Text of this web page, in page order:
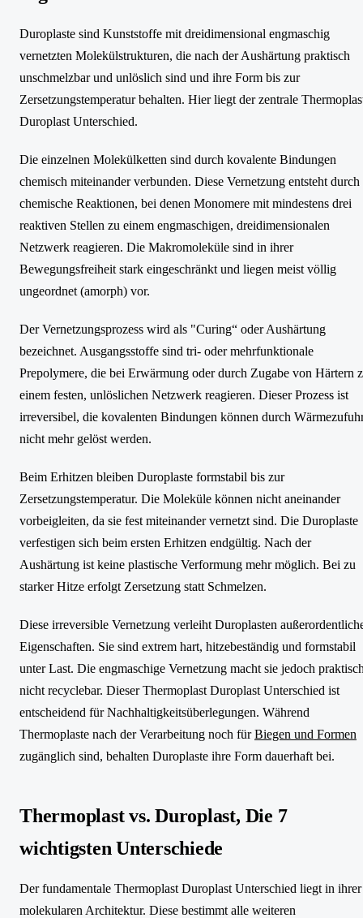
Duroplaste sind Kunststoffe mit dreidimensional engmaschig
vernetzten Molekülstrukturen, die nach der Aushärtung praktisch
unschmelzbar und unlöslich sind und ihre Form bis zur
Zersetzungstemperatur behalten. Hier liegt der zentrale
Duroplast Unterschied.
Die einzelnen Molekülketten sind durch kovalente Bindungen
chemisch miteinander verbunden. Diese Vernetzung entsteht durch
chemische Reaktionen, bei denen Monomere mit mindestens drei
reaktiven Stellen zu einem engmaschigen, dreidimensionalen
Netzwerk reagieren. Die Makromoleküle sind in ihrer
Bewegungsfreiheit stark eingeschränkt und liegen meist völlig
ungeordnet (amorph) vor.
Der Vernetzungsprozess wird als "Curing“ oder Aushärtung
bezeichnet. Ausgangsstoffe sind tri- oder mehrfunktionale
Prepolymere, die bei Erwärmung oder durch Zugabe von Härtern
einem festen, unlöslichen Netzwerk reagieren. Dieser Prozess ist
irreversibel, die kovalenten Bindungen können durch
nicht mehr gelöst werden.
Beim Erhitzen bleiben Duroplaste formstabil bis zur
Zersetzungstemperatur. Die Moleküle können nicht aneinander
vorbeigleiten, da sie fest miteinander vernetzt sind. Die Duroplaste
verfestigen sich beim ersten Erhitzen endgültig. Nach der
Aushärtung ist keine plastische Verformung mehr möglich. Bei zu
starker Hitze erfolgt Zersetzung statt Schmelzen.
Diese irreversible Vernetzung verleiht Duroplasten
Eigenschaften. Sie sind extrem hart, hitzebeständig und formstabil
unter Last. Die engmaschige Vernetzung macht sie jedoch
nicht recyclebar. Dieser Thermoplast Duroplast Unterschied ist
entscheidend für Nachhaltigkeitsüberlegungen. Während
Thermoplaste nach der Verarbeitung noch fürBiegen und Formen
zugänglich sind, behalten Duroplaste ihre Form dauerhaft bei.
Thermoplast vs. Duroplast, Die 7
wichtigsten Unterschiede
Der fundamentale Thermoplast Duroplast Unterschied liegt in ihrer
molekularen Architektur. Diese bestimmt alle weiteren